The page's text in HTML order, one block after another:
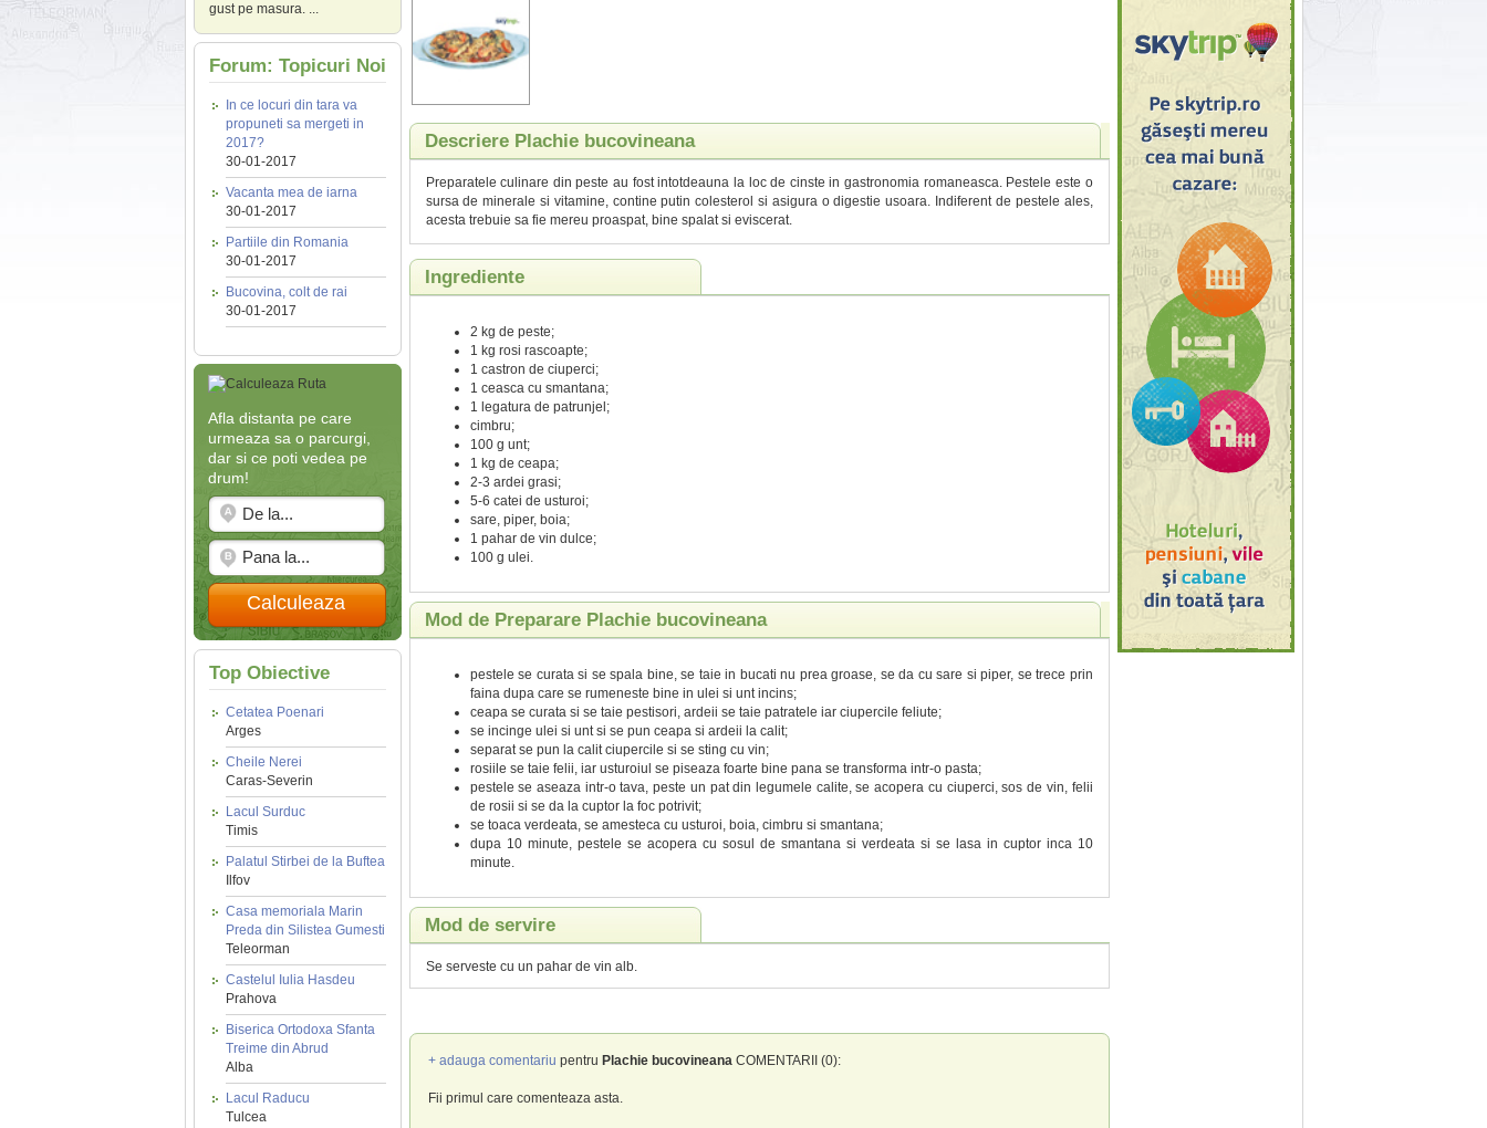
gust pe masura. ...
Forum: Topicuri Noi
In ce locuri din tara va
propuneti sa mergeti in
2017?
30-01-2017
Vacanta mea de iarna
30-01-2017
Partiile din Romania
30-01-2017
Bucovina, colt de rai
30-01-2017
Afla distanta pe care
urmeaza sa o parcurgi,
dar si ce poti vedea pe
drum!
Calculeaza
Top Obiective
Cetatea Poenari
Arges
Cheile Nerei
Caras-Severin
Lacul Surduc
Timis
Palatul Stirbei de la Buftea
Ilfov
Casa memoriala Marin
Preda din Silistea Gumesti
Teleorman
Castelul Iulia Hasdeu
Prahova
Biserica Ortodoxa Sfanta
Treime din Abrud
Alba
Lacul Raducu
Tulcea
Descriere Plachie bucovineana
Preparatele culinare din peste au fost intotdeauna la loc de cinste in gastronomia romaneasca. Pestele este o
sursa de minerale si vitamine, contine putin colesterol si asigura o digestie usoara. Indiferent de pestele ales,
acesta trebuie sa fie mereu proaspat, bine spalat si eviscerat.
Ingrediente
2 kg de peste;
1 kg rosi rascoapte;
1 castron de ciuperci;
1 ceasca cu smantana;
1 legatura de patrunjel;
cimbru;
100 g unt;
1 kg de ceapa;
2-3 ardei grasi;
5-6 catei de usturoi;
sare, piper, boia;
1 pahar de vin dulce;
100 g ulei.
Mod de Preparare Plachie bucovineana
pestele se curata si se spala bine, se taie in bucati nu prea groase, se da cu sare si piper, se trece prin
faina dupa care se rumeneste bine in ulei si unt incins;
ceapa se curata si se taie pestisori, ardeii se taie patratele iar ciupercile feliute;
se incinge ulei si unt si se pun ceapa si ardeii la calit;
separat se pun la calit ciupercile si se sting cu vin;
rosiile se taie felii, iar usturoiul se piseaza foarte bine pana se transforma intr-o pasta;
pestele se aseaza intr-o tava, peste un pat din legumele calite, se acopera cu ciuperci, sos de vin, felii
de rosii si se da la cuptor la foc potrivit;
se toaca verdeata, se amesteca cu usturoi, boia, cimbru si smantana;
dupa 10 minute, pestele se acopera cu sosul de smantana si verdeata si se lasa in cuptor inca 10
minute.
Mod de servire
Se serveste cu un pahar de vin alb.
+ adauga comentariu pentru Plachie bucovineanaCOMENTARII (0):
Fii primul care comenteaza asta.